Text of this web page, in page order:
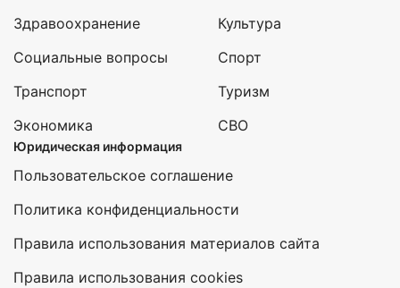
Здравоохранение
Социальные вопросы
Транспорт
Экономика
Культура
Спорт
Туризм
СВО
Юридическая информация
Пользовательское соглашение
Политика конфиденциальности
Правила использования материалов сайта
Правила использования cookies